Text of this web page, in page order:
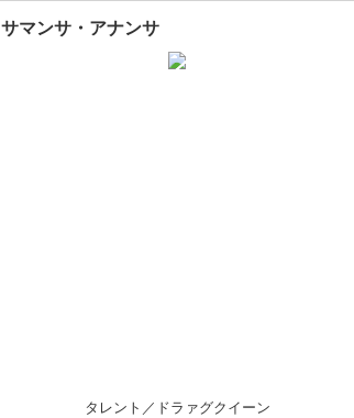
サマンサ・アナンサ
タレント／ドラァグクイーン